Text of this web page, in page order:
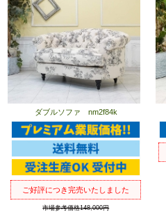
ダブルソファ nm2f84k
ご好評につき完売いたしました
市場参考価格148,000円